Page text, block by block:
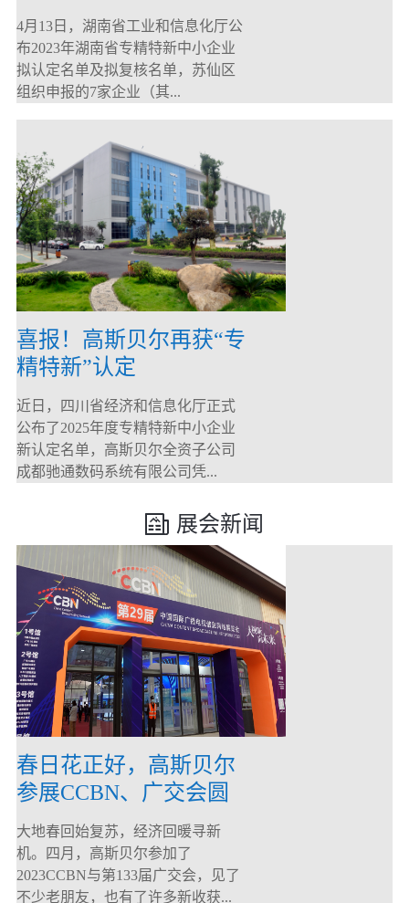
企业
4月13日，湖南省工业和信息化厅公
布2023年湖南省专精特新中小企业
拟认定名单及拟复核名单，苏仙区
组织申报的7家企业（其...
喜报！高斯贝尔再获“专
精特新”认定
近日，四川省经济和信息化厅正式
公布了2025年度专精特新中小企业
新认定名单，高斯贝尔全资子公司
成都驰通数码系统有限公司凭...
展会新闻
春日花正好，高斯贝尔
参展CCBN、广交会圆
满落幕！
大地春回始复苏，经济回暖寻新
机。四月，高斯贝尔参加了
2023CCBN与第133届广交会，见了
不少老朋友，也有了许多新收获...